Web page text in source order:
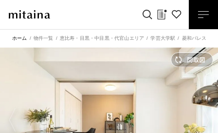
ホーム 物件一覧 恵比寿・目黒・中目黒・代官山エリア 学芸大学駅 菱和パレス学